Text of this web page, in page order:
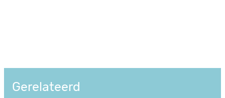
Gerelateerd